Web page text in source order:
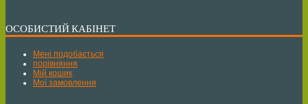
ОСОБИСТИЙ КАБІНЕТ
Мені подобається
порівняння
Мій кошик
Мої замовлення